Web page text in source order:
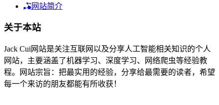
网站简介
关于本站
Jack Cui网站是关注互联网以及分享人工智能相关知识的个人
网站，主要涵盖了机器学习、深度学习、网络爬虫等经验教
程。网站宗旨：把最实用的经验，分享给最需要的读者，希望
每一个来访的朋友都能有所收获！